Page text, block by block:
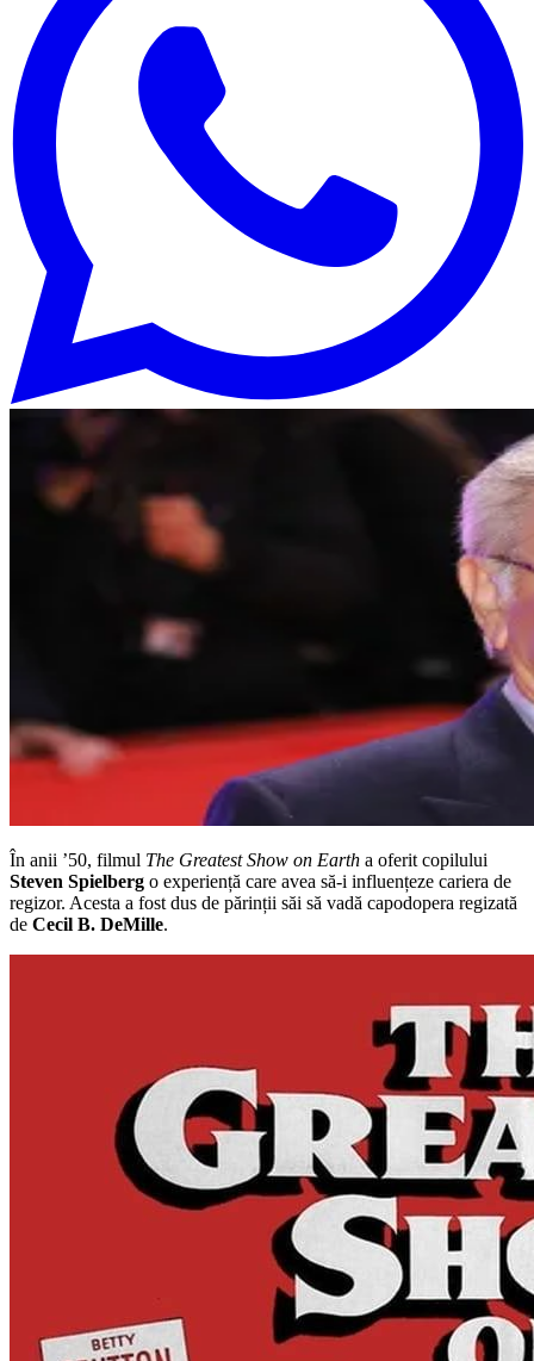
În anii ’50, filmul The Greatest Show on Earth a oferit copilului
Steven Spielberg o experiență care avea să-i influențeze cariera de
regizor. Acesta a fost dus de părinții săi să vadă capodopera regizată
de Cecil B. DeMille.